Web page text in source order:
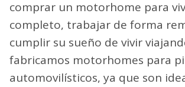
aventuran hacia un nuevo estilo
mayoría de nuestros clientes
aventureras; ya sea parejas
motorhome para viajar con sus
abuelos que lo quieren para